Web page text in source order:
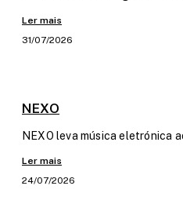
Ler mais
31/07/2026
NEXO
NEXO leva música eletrónica
Ler mais
24/07/2026